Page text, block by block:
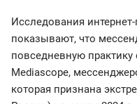
Исследования
показывают, что
повседневную
Mediascope,
которая признана